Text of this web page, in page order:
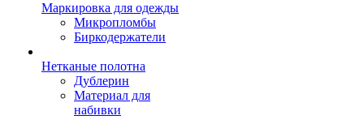
Маркировка для одежды
Микропломбы
Биркодержатели
Нетканые полотна
Дублерин
Материал для
набивки